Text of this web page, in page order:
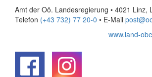
Amt der Oö. Landesregierung • 4021 Linz,
Telefon (+43 732) 77 20-0 • E-Mail
www.land-